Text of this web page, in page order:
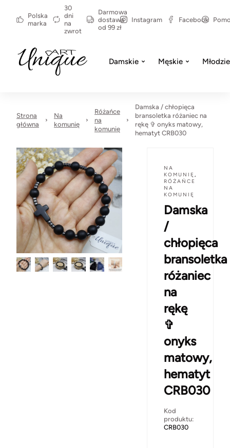
Polska
marka
30
dni
na
zwrot
Darmowa
dostawa
od 99 zł
Instagram Facebook
Damskie Męskie
Strona
główna
Na
komunię
Różańce
na
komunię
Damska / chłopięca
bransoletka różaniec na
rękę ✞ onyks matowy,
hematyt CRB030
NA
KOMUNIĘ,
RÓŻAŃCE
NA
KOMUNIĘ
Damska
/
chłopięca
bransoletka
różaniec
na
rękę
✞
onyks
matowy,
hematyt
CRB030
Kod
produktu:
CRB030